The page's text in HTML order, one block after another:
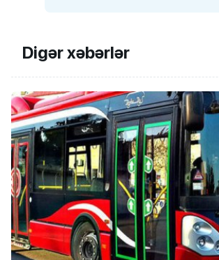
Digər xəbərlər